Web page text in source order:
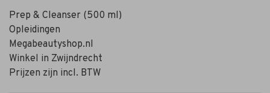
Prep & Cleanser (500 ml)
Opleidingen
Megabeautyshop.nl
Winkel in Zwijndrecht
Prijzen zijn incl. BTW